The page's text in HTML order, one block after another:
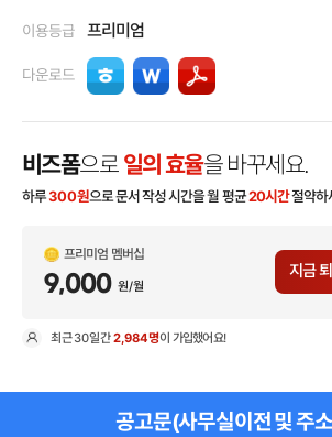
이용등급 프리미엄
다운로드
비즈폼으로 일의 효율을 바꾸세요.
하루300원으로 문서 작성 시간을 월 평균20시간절약하
프리미엄 멤버십
9,000 원/월
지금
최근30일간2,984명이 가입했어요!
공고문(사무실이전 및 주